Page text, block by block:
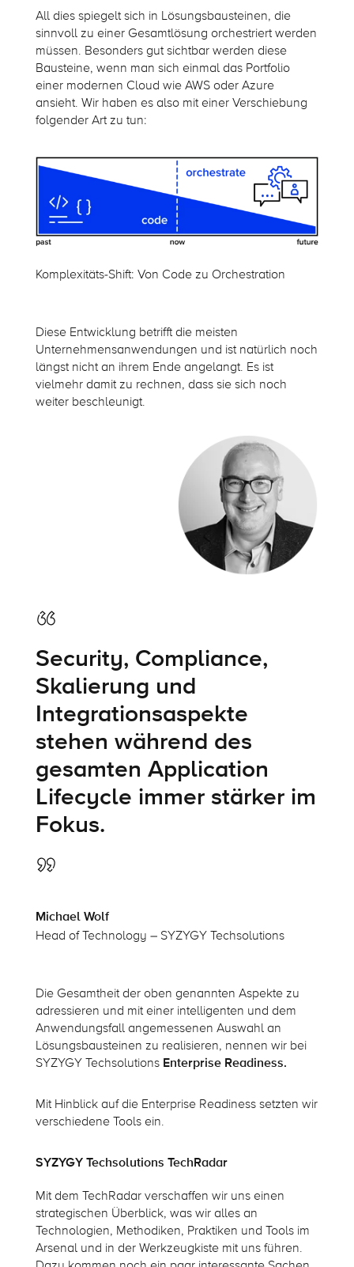
All dies spiegelt sich in Lösungsbausteinen, die
sinnvoll zu einer Gesamtlösung orchestriert werden
müssen. Besonders gut sichtbar werden diese
Bausteine, wenn man sich einmal das Portfolio
einer modernen Cloud wie AWS oder Azure
ansieht. Wir haben es also mit einer Verschiebung
folgender Art zu tun:
Komplexitäts-Shift: Von Code zu Orchestration
Diese Entwicklung betrifft die meisten
Unternehmensanwendungen und ist natürlich noch
längst nicht an ihrem Ende angelangt. Es ist
vielmehr damit zu rechnen, dass sie sich noch
weiter beschleunigt.
Security, Compliance,
Skalierung und
Integrationsaspekte
stehen während des
gesamten Application
Lifecycle immer stärker im
Fokus.
Michael Wolf
Head of Technology – SYZYGY Techsolutions
Die Gesamtheit der oben genannten Aspekte zu
adressieren und mit einer intelligenten und dem
Anwendungsfall angemessenen Auswahl an
Lösungsbausteinen zu realisieren, nennen wir bei
SYZYGY Techsolutions Enterprise Readiness.
Mit Hinblick auf die Enterprise Readinesssetzten wir
verschiedeneTools ein.
SYZYGY Techsolutions TechRadar
Mit dem TechRadar verschaffen wir uns einen
strategischen Überblick, was wir alles an
Technologien, Methodiken, Praktiken und Tools im
Arsenal und in der Werkzeugkiste mit uns führen.